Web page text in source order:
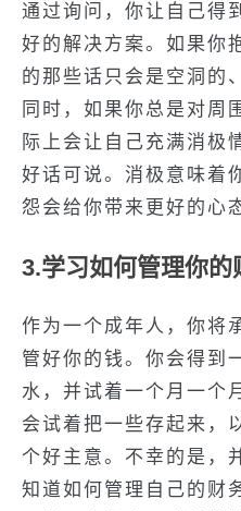
通过询问，你让自己得
好的解决方案。如果你
的那些话只会是空洞的
同时，如果你总是对周
际上会让自己充满消极
好话可说。消极意味着
怨会给你带来更好的心
3.学习如何管理你的
作为一个成年人，你将
管好你的钱。你会得到
水，并试着一个月一个
会试着把一些存起来，
个好主意。不幸的是，
知道如何管理自己的财